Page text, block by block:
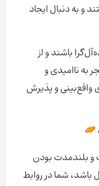
و به دنبال ایجاد
باشند و از
به ناامیدی و
واقع‌بینی و پذیرش
و بلندمدت بودن
شما در روابط